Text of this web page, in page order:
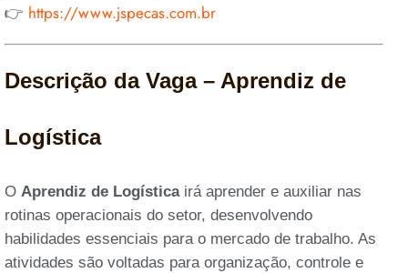
👉 https://www.jspecas.com.br
Descrição da Vaga – Aprendiz de
Logística
O Aprendiz de Logísticairá aprender e auxiliar nas
rotinas operacionais do setor, desenvolvendo
habilidades essenciais para o mercado de trabalho. As
atividades são voltadas para organização, controle e